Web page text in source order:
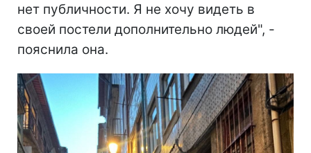
нет публичности. Я не хочу видеть в
своей постели дополнительно людей", -
пояснила она.